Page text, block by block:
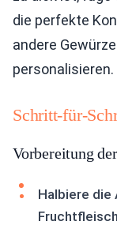
die perfekte
andere
personalisieren.
Schritt-für-
Vorbereitung
Halbiere die